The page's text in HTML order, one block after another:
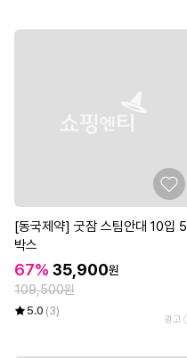
[동국제약] 굿잠 스팀안대 10입 5
박스
67% 35,900원
109,500원
5.0 (3)
광고